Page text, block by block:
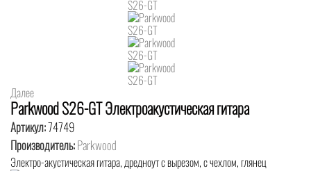
Далее
Parkwood S26-GT Электроакустическая гитара
Артикул:74749
Производитель:Parkwood
Электро-акустическая гитара, дредноут с вырезом, с чехлом, глянец